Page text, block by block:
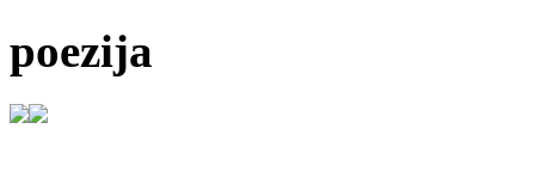
poezija